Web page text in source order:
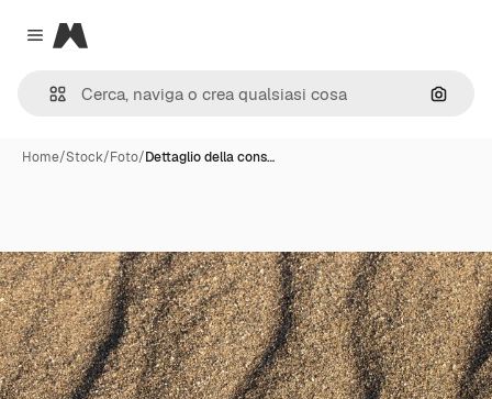
Close menu
Magnific
Cerca
Home/Stock/Foto/Dettaglio della cons…